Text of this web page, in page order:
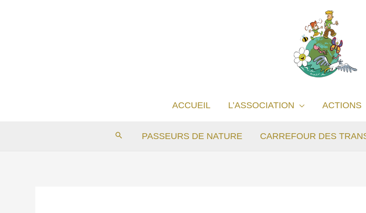
ACCUEIL L’ASSOCIATION ACTIONS
PASSEURS DE NATURE CARREFOUR DES